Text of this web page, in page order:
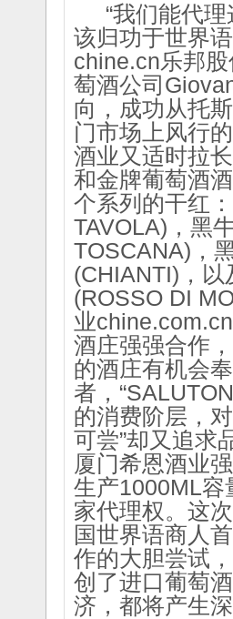
“我们能代理
该归功于世界
chine.cn乐邦
萄酒公司
向，成功从托
门市场上风行
酒业又适时拉
和金牌葡萄酒
个系列的干红
TAVOLA)，黑
TOSCANA)，
(CHIANTI)，
(ROSSO DI
业
酒庄强强合作
的酒庄有机会
者，
的消费阶层，
可尝”却又追求
厦门希恩酒业
生产1000ML容
家代理权。这
国世界语商人
作的大胆尝试
创了进口葡萄
济，都将产生深